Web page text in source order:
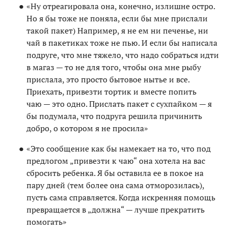
«Ну отреагировала она, конечно, излишне остро.
Но я бы тоже не поняла, если бы мне прислали
такой пакет) Например, я не ем ни печенье, ни
чай в пакетиках тоже не пью. И если бы написала
подруге, что мне тяжело, что надо собраться идти
в магаз — то не для того, чтобы она мне рыбу
прислала, это просто бытовое нытье и все.
Приехать, привезти тортик и вместе попить
чаю — это одно. Прислать пакет с сухпайком — я
бы подумала, что подруга решила причинить
добро, о котором я не просила»
«Это сообщение как бы намекает на то, что под
предлогом „привезти к чаю“ она хотела на вас
сбросить ребенка. Я бы оставила ее в покое на
пару дней (тем более она сама отморозилась),
пусть сама справляется. Когда искренняя помощь
превращается в „должна“ — лучше прекратить
помогать»